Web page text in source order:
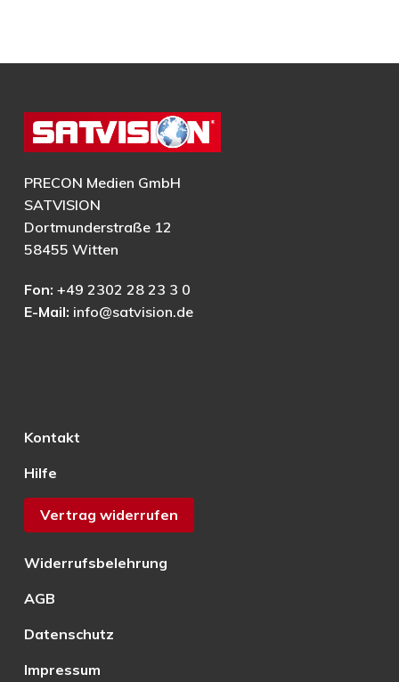
PRECON Medien GmbH
SATVISION
Dortmunderstraße 12
58455 Witten
Fon: +49 2302 28 23 3 0
E-Mail: info@satvision.de
Kontakt
Hilfe
Vertrag widerrufen
Widerrufsbelehrung
AGB
Datenschutz
Impressum